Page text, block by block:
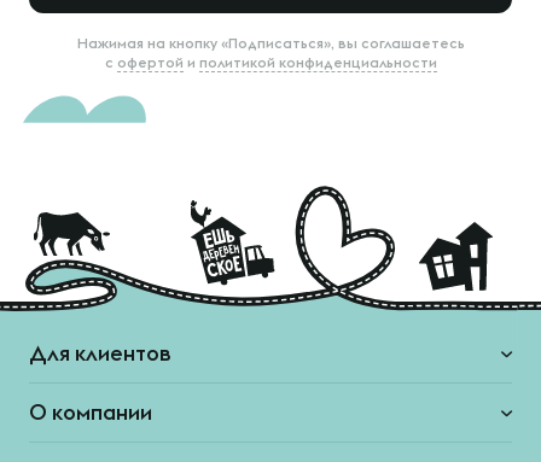
Нажимая на кнопку «Подписаться», вы соглашаетесь
с офертой и политикой конфиденциальности
Для клиентов
О компании